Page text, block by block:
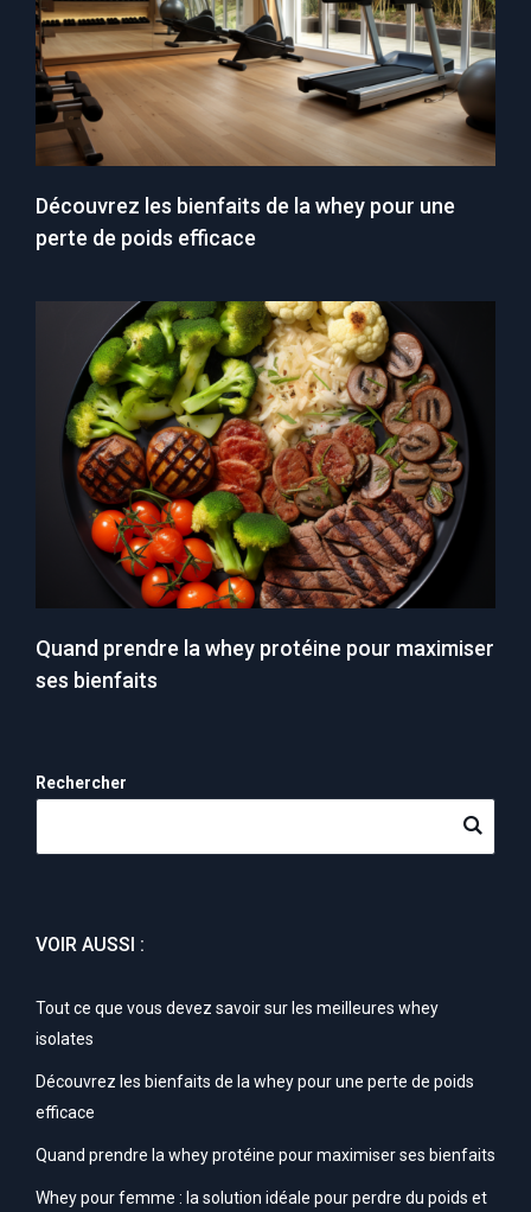
Découvrez les bienfaits de la whey pour une
perte de poids efficace
Quand prendre la whey protéine pour maximiser
ses bienfaits
Rechercher
VOIR AUSSI :
Tout ce que vous devez savoir sur les meilleures whey
isolates
Découvrez les bienfaits de la whey pour une perte de poids
efficace
Quand prendre la whey protéine pour maximiser ses bienfaits
Whey pour femme : la solution idéale pour perdre du poids et